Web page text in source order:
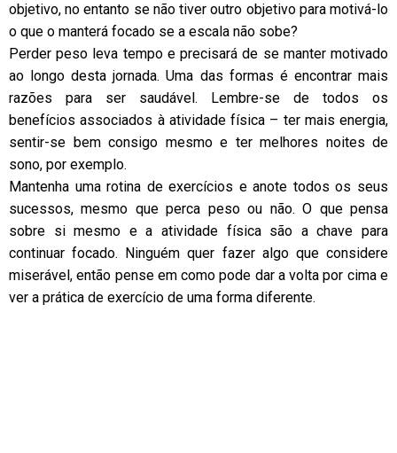
objetivo, no entanto se não tiver outro objetivo para motivá-lo
o que o manterá focado se a escala não sobe?
Perder peso leva tempo e precisará de se manter motivado
ao longo desta jornada. Uma das formas é encontrar mais
razões para ser saudável. Lembre-se de todos os
benefícios associados à atividade física – ter mais energia,
sentir-se bem consigo mesmo e ter melhores noites de
sono, por exemplo.
Mantenha uma rotina de exercícios e anote todos os seus
sucessos, mesmo que perca peso ou não. O que pensa
sobre si mesmo e a atividade física são a chave para
continuar focado. Ninguém quer fazer algo que considere
miserável, então pense em como pode dar a volta por cima e
ver a prática de exercício de uma forma diferente.